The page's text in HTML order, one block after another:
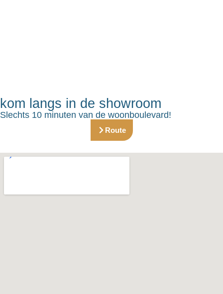
kom langs in de showroom
Slechts 10 minuten van de woonboulevard!
Route